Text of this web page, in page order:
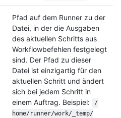
Pfad auf dem Runner zu der
Datei, in der die Ausgaben
des aktuellen Schritts aus
Workflowbefehlen festgelegt
sind. Der Pfad zu dieser
Datei ist einzigartig für den
aktuellen Schritt und ändert
sich bei jedem Schritt in
einem Auftrag. Beispiel:
/
home/runner/work/ _temp/